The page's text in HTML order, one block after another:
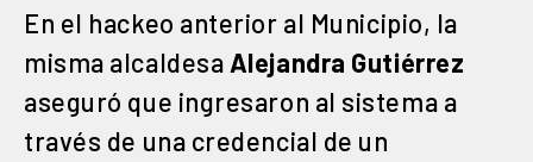
En el hackeo anterior al Municipio, la
misma alcaldesa Alejandra Gutiérrez
aseguró que ingresaron al sistema a
través de una credencial de un